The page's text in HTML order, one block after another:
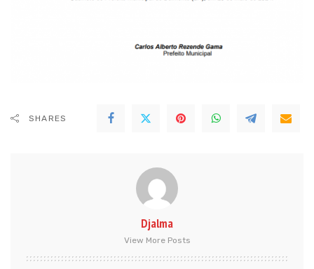
SHARES
Djalma
View More Posts